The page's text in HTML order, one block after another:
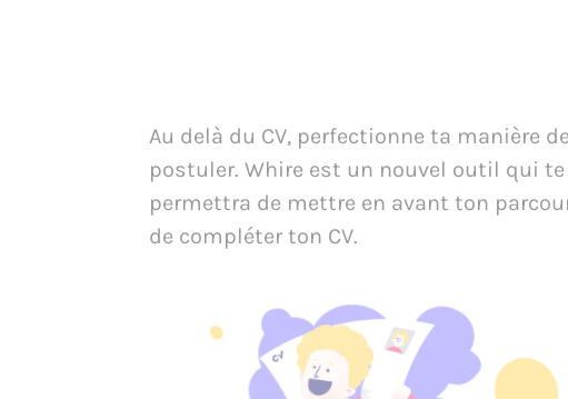
Au delà du CV, perfectionne ta manière de
postuler. Whire est un nouvel outil qui te
permettra de mettre en avant ton
de compléter ton CV.